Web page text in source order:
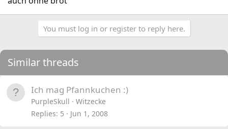
You must log in or register to reply here.
Similar threads
Ich mag Pfannkuchen :)
PurpleSkull
Witzecke
Replies 5 Jun 1, 2008